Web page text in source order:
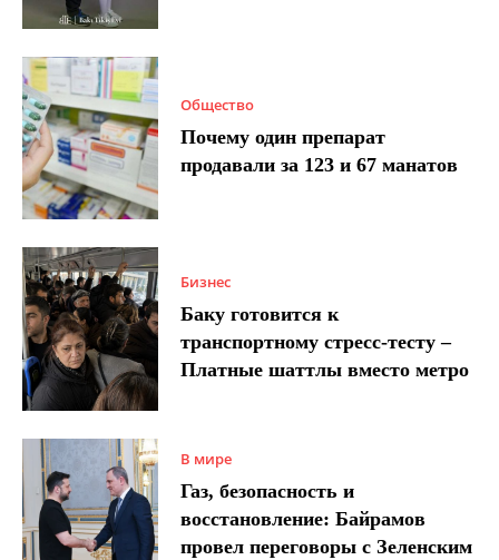
Общество
Почему один препарат
продавали за 123 и 67 манатов
Бизнес
Баку готовится к
транспортному стресс-тесту –
Платные шаттлы вместо метро
В мире
Газ, безопасность и
восстановление: Байрамов
провел переговоры с Зеленским